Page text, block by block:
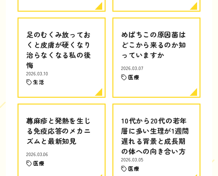
足のむくみ放ってお
くと皮膚が硬くなり
治らなくなる私の後
悔
2026.03.10
生活
めばちこの原因菌は
どこから来るのか知
っていますか
2026.03.07
医療
蕁麻疹と発熱を生じ
る免疫応答のメカニ
ズムと最新知見
2026.03.06
医療
10代から20代の若年
層に多い生理が1週間
遅れる背景と成長期
の体への向き合い方
2026.03.05
医療